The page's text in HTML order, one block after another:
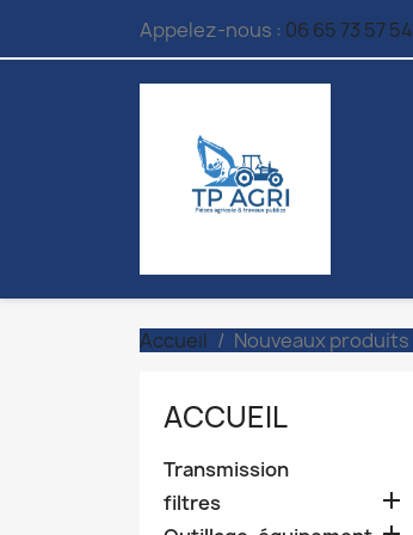
Appelez-nous : 06 65 73 57 54
Accueil Nouveaux produits
ACCUEIL
Transmission
filtres
